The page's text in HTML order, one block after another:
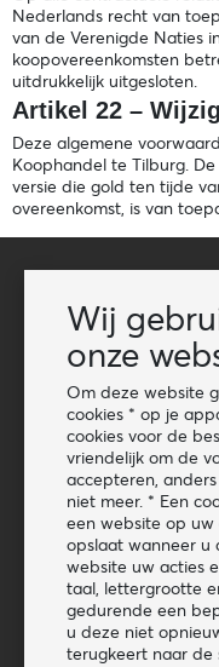
Wij
onze
Om deze website
cookies * op je
cookies voor de
vriendelijk om de
accepteren,
niet meer. * Een
een website op
opslaat wanneer u
website uw acties
taal, lettergrootte
gedurende een
u deze niet
terugkeert naar de
Nederlands recht van
van de Verenigde Naties
koopovereenkomsten
uitdrukkelijk uitgesloten.
Artikel 22 –
Deze algemene
Koophandel te Tilburg.
versie die gold ten tijde
overeenkomst, is van
Poelman BV
Over ons
Beurzen
Vacatures
Klantenservice
Contact
Reseller worden
Privacyverklaring
Algemene